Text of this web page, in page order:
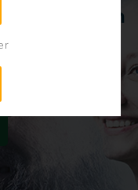
i utviklingen